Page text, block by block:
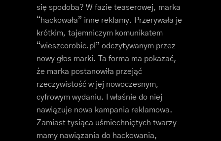
się spodoba? W fazie teaserowej, marka
“hackowała” inne reklamy. Przerywała je
krótkim, tajemniczym komunikatem
“wieszcorobic.pl” odczytywanym przez
nowy głos marki. Ta forma ma pokazać,
że marka postanowiła przejąć
rzeczywistość w jej nowoczesnym,
cyfrowym wydaniu. I właśnie do niej
nawiązuje nowa kampania reklamowa.
Zamiast tysiąca uśmiechniętych twarzy
mamy nawiązania do hackowania,